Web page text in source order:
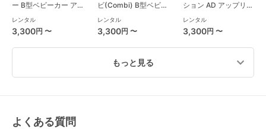
ー B型ベビーカー ア
ップリカ(Aprica)
レンタル
3,300円 〜
ビ(Combi) B型ベビー
カー
レンタル
3,300円 〜
ション AD アップリカ
(aprica) B型ベビーカ
ー
レンタル
3,300円 〜
もっと見る
よくある質問